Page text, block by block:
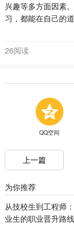
兴趣等多方面因素
习，都能在自己的
26阅读
QQ空间
上一篇
为你推荐
从技校生到工程师
业生的职业晋升路